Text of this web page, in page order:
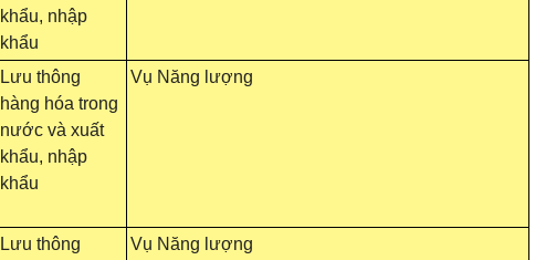
khẩu, nhập
khẩu
Lưu thông
hàng hóa trong
nước và xuất
khẩu, nhập
khẩu
Vụ Năng lượng
Lưu thông
Vụ Năng lượng